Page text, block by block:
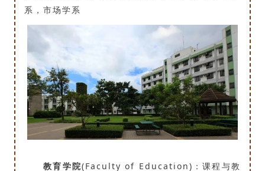
系，市场学系
教育学院(Faculty of Education)：课程与教